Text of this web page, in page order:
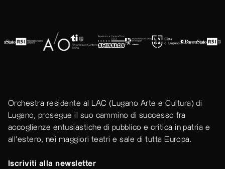
Orchestra residente al LAC (Lugano Arte e Cultura) di
Lugano, prosegue il suo cammino di successo fra
accoglienze entusiastiche di pubblico e critica in patria e
all'estero, nei maggiori teatri e sale di tutta Europa.
Iscriviti alla newsletter